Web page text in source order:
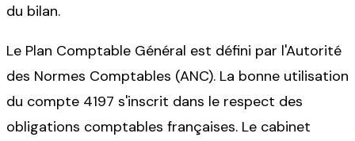
du bilan.
Le Plan Comptable Général est défini par l'Autorité
des Normes Comptables (ANC). La bonne utilisation
du compte 4197 s'inscrit dans le respect des
obligations comptables françaises. Le cabinet